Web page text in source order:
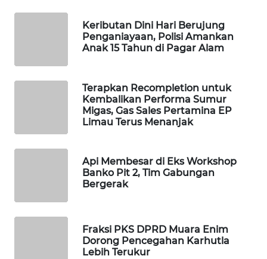
Keributan Dini Hari Berujung
Penganiayaan, Polisi Amankan
Anak 15 Tahun di Pagar Alam
Terapkan Recompletion untuk
Kembalikan Performa Sumur
Migas, Gas Sales Pertamina EP
Limau Terus Menanjak
Api Membesar di Eks Workshop
Banko Pit 2, Tim Gabungan
Bergerak
Fraksi PKS DPRD Muara Enim
Dorong Pencegahan Karhutla
Lebih Terukur
FORWAMKI
NEWS